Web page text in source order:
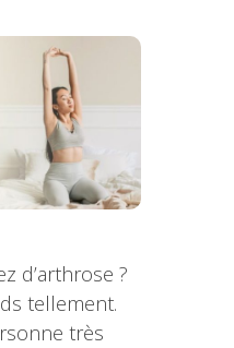
d’arthrose ?
tellement.
très